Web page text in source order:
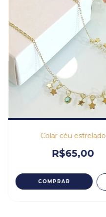
Colar céu estrelado
R$65,00
COMPRAR